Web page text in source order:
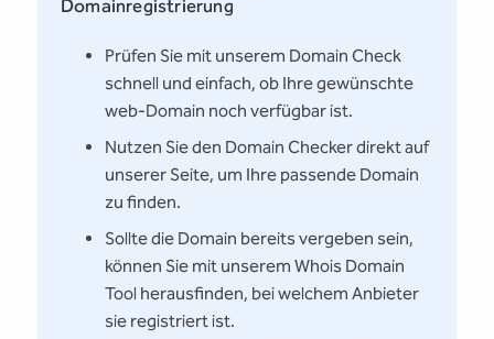
Domainregistrierung
Prüfen Sie mit unserem Domain Check
schnell und einfach, ob Ihre gewünschte
web-Domain noch verfügbar ist.
Nutzen Sie den Domain Checker direkt auf
unserer Seite, um Ihre passende Domain
zu finden.
Sollte die Domain bereits vergeben sein,
können Sie mit unserem Whois Domain
Tool herausfinden, bei welchem Anbieter
sie registriert ist.